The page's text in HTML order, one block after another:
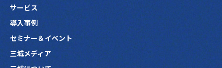
サービス
導入事例
セミナー＆イベント
三城メディア